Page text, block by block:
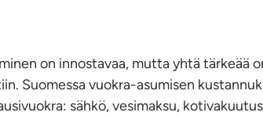
on innostavaa, mutta yhtä tärkeää
Suomessa vuokra-asumisen
sähkö, vesimaksu,